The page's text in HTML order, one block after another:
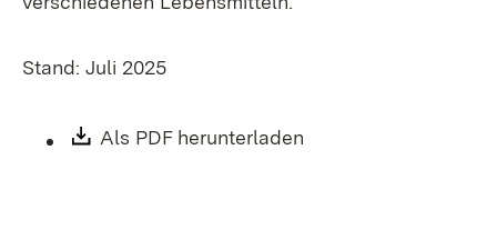
Stand: Juli 2025
Download:
Als PDF herunterladen